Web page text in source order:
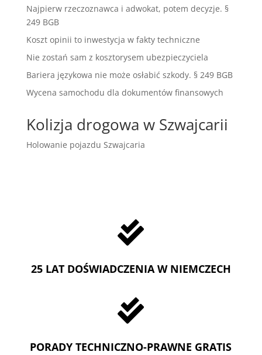
Najpierw rzeczoznawca i adwokat, potem decyzje. §
249 BGB
Koszt opinii to inwestycja w fakty techniczne
Nie zostań sam z kosztorysem ubezpieczyciela
Bariera językowa nie może osłabić szkody. § 249 BGB
Wycena samochodu dla dokumentów finansowych
Kolizja drogowa w Szwajcarii
Holowanie pojazdu Szwajcaria

25 LAT DOŚWIADCZENIA W NIEMCZECH

PORADY TECHNICZNO-PRAWNE GRATIS